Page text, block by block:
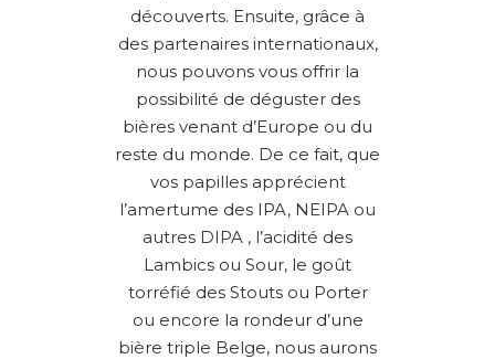
découverts. Ensuite, grâce à
des partenaires internationaux,
nous pouvons vous offrir la
possibilité de déguster des
bières venant d’Europe ou du
reste du monde. De ce fait, que
vos papilles apprécient
l’amertume des IPA, NEIPA ou
autres DIPA , l’acidité des
Lambics ou Sour, le goût
torréfié des Stouts ou Porter
ou encore la rondeur d’une
bière triple Belge, nous aurons